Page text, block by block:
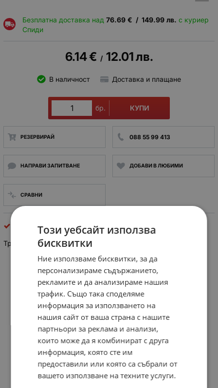
Безплатна доставка над 76.69 € / 149.99 лв. с куриер
Спиди
6.14€ / 12.01лв.
В наличност Доставка и плащане
бр. КУПИ
РЕЗЕРВИРАЙ 088 55 99 413
НАПРАВИ ЗАПИТВАНЕ ДОБАВИ В ЛЮБИМИ
СРАВНИ
Промишлени ремъци
Трапецовиден ремък ЗЕБРА 13x8x830
Този уебсайт използва
бисквитки
Ние използваме бисквитки, за да
персонализираме съдържанието,
рекламите и да анализираме нашия
трафик. Също така споделяме
информация за използването на
нашия сайт от ваша страна с нашите
партньори за реклама и анализи,
които може да я комбинират с друга
информация, която сте им
предоставили или която са събрали от
вашето използване на техните услуги.